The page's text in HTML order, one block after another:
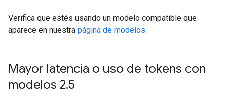
Verifica que estés usando un modelo compatible que
aparece en nuestra página de modelos.
Mayor latencia o uso de tokens con
modelos 2.5